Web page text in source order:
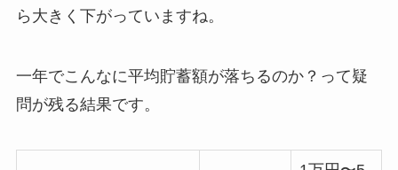
ら大きく下がっていますね。
一年でこんなに平均貯蓄額が落ちるのか？って疑
問が残る結果です。